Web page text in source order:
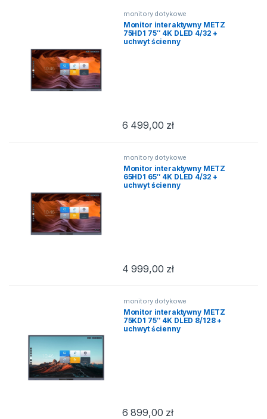
monitory dotykowe
Monitor interaktywny METZ
75HD1 75″ 4K DLED 4/32 +
uchwyt ścienny
6 499,00 zł
monitory dotykowe
Monitor interaktywny METZ
65HD1 65″ 4K DLED 4/32 +
uchwyt ścienny
4 999,00 zł
monitory dotykowe
Monitor interaktywny METZ
75KD1 75″ 4K DLED 8/128 +
uchwyt ścienny
6 899,00 zł